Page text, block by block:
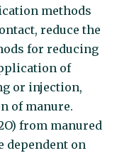
methods
reduce the
for reducing
of
or injection,
of manure.
from manured
dependent on